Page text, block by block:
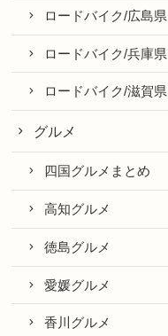
ロードバイク/広島県
ロードバイク/兵庫県
ロードバイク/滋賀県
グルメ
四国グルメまとめ
高知グルメ
徳島グルメ
愛媛グルメ
香川グルメ